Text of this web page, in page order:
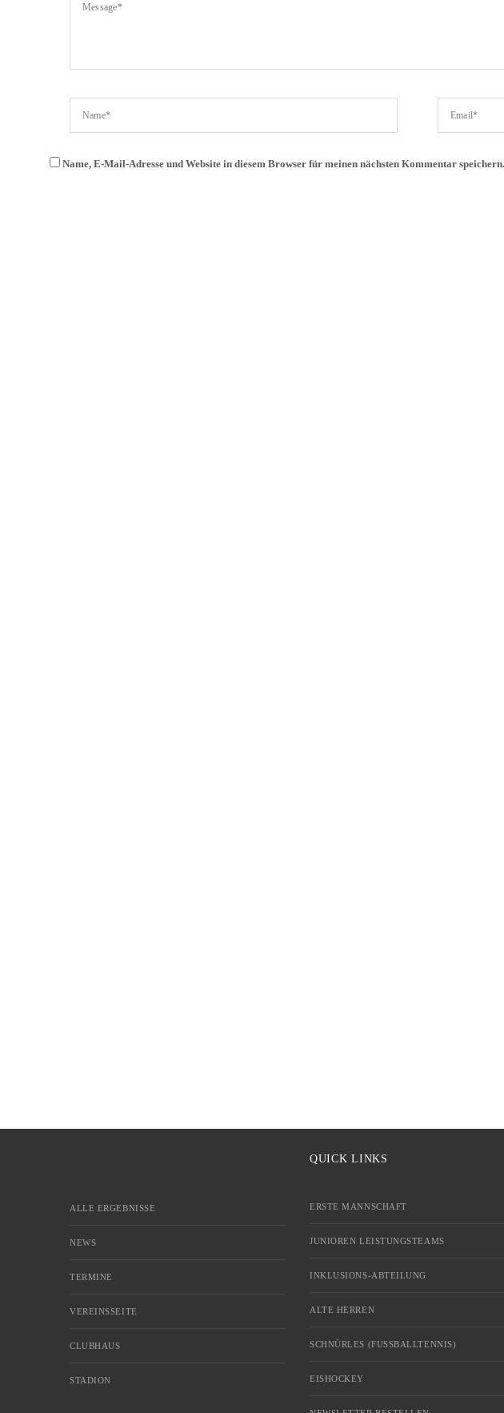
Name, E-Mail-Adresse und Website in diesem Browser für meinen nächsten Kommentar speichern.
ALLE ERGEBNISSE
NEWS
TERMINE
VEREINSSEITE
CLUBHAUS
STADION
QUICK LINKS
ERSTE MANNSCHAFT
JUNIOREN LEISTUNGSTEAMS
INKLUSIONS-ABTEILUNG
ALTE HERREN
SCHNÜRLES (FUSSBALLTENNIS)
EISHOCKEY